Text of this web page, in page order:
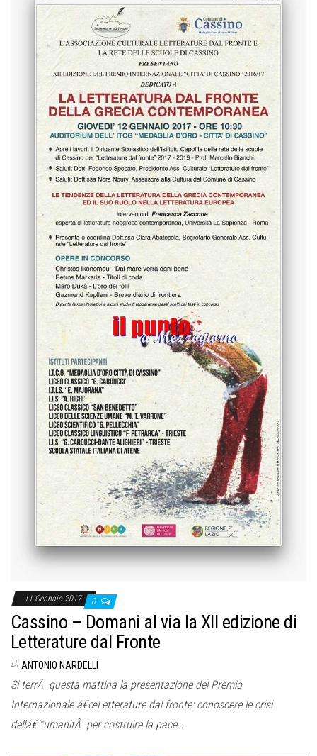
11 Gennaio 2017 0
Cassino – Domani al via la XII edizione di
Letterature dal Fronte
Di ANTONIO NARDELLI
Si terrÃ questa mattina la presentazione del Premio
Internazionale â€œLetterature dal fronte: conoscere le crisi
dellâ€™umanitÃ per costruire la pace…